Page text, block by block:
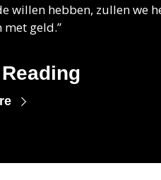
willen hebben, zullen we
met geld.”